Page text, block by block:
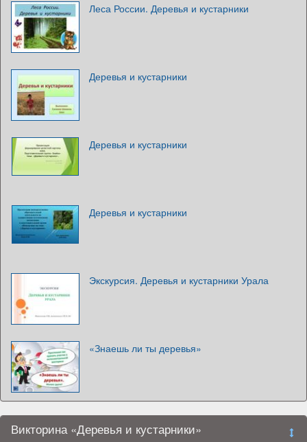
Леса России. Деревья и кустарники
Деревья и кустарники
Деревья и кустарники
Деревья и кустарники
Экскурсия. Деревья и кустарники Урала
«Знаешь ли ты деревья»
Викторина «Деревья и кустарники»